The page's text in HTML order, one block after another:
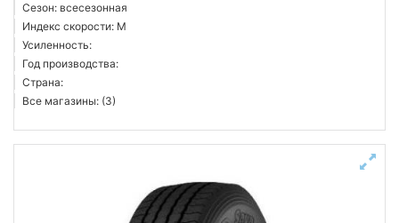
Сезон: всесезонная
Индекс скорости: M
Усиленность:
Год производства:
Страна:
Все магазины: (3)